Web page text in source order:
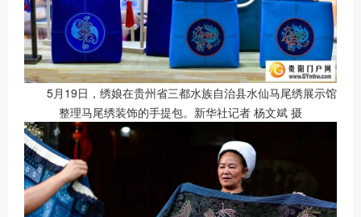
5月19日，绣娘在贵州省三都水族自治县水仙马尾绣展示馆
整理马尾绣装饰的手提包。新华社记者 杨文斌 摄